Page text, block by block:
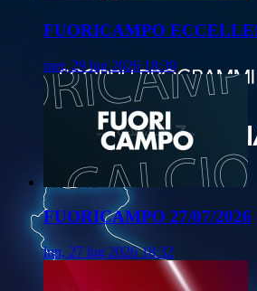
FUORICAMPO
mer, 29 lug 2026 18:30
FUORICAMPO 27/07/2026
lun, 27 lug 2026 18:32